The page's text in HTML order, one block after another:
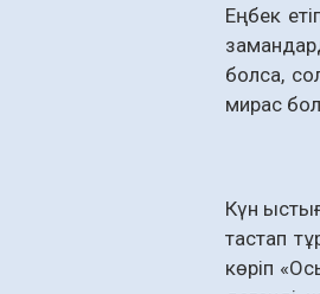
Еңбек
болса,
мирас
Күн
тастап
көріп